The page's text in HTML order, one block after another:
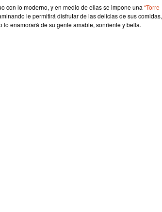
con lo moderno, y en medio de ellas se impone una “Torre
le permitirá disfrutar de las delicias de sus comidas,
enamorará de su gente amable, sonriente y bella.